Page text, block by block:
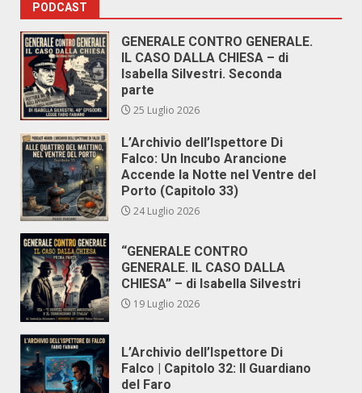
PODCAST
GENERALE CONTRO GENERALE.
IL CASO DALLA CHIESA – di
Isabella Silvestri. Seconda
parte
25 Luglio 2026
L’Archivio dell’Ispettore Di
Falco: Un Incubo Arancione
Accende la Notte nel Ventre del
Porto (Capitolo 33)
24 Luglio 2026
“GENERALE CONTRO
GENERALE. IL CASO DALLA
CHIESA” – di Isabella Silvestri
19 Luglio 2026
L’Archivio dell’Ispettore Di
Falco | Capitolo 32: Il Guardiano
del Faro